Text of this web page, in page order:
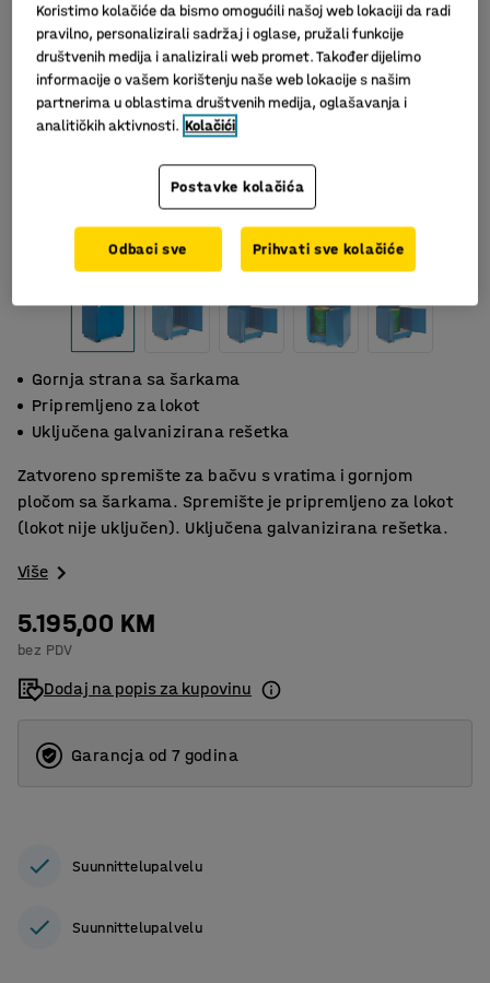
Gornja strana sa šarkama
Pripremljeno za lokot
Uključena galvanizirana rešetka
Zatvoreno spremište za bačvu s vratima i gornjom
pločom sa šarkama. Spremište je pripremljeno za lokot
(lokot nije uključen). Uključena galvanizirana rešetka.
Više
5.195,00 KM
bez PDV
Dodaj na popis za kupovinu
Garancja od 7 godina
Suunnittelupalvelu
Suunnittelupalvelu
Koristimo kolačiće da bismo omogućili našoj web lokaciji da radi
pravilno, personalizirali sadržaj i oglase, pružali funkcije
društvenih medija i analizirali web promet. Također dijelimo
informacije o vašem korištenju naše web lokacije s našim
partnerima u oblastima društvenih medija, oglašavanja i
analitičkih aktivnosti. Kolačići
Postavke kolačića
Odbaci sve Prihvati sve kolačiće